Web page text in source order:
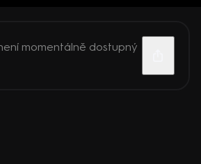
momentálně dostupný